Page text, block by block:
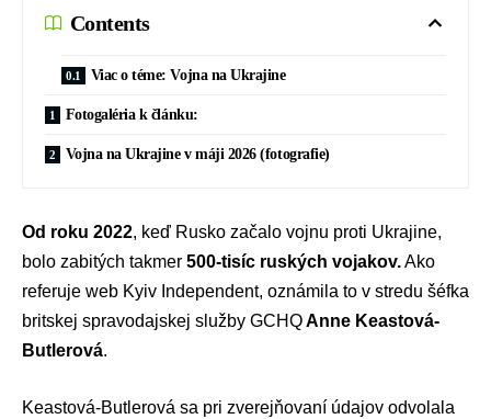
Contents
Viac o téme: Vojna na Ukrajine
Fotogaléria k článku:
Vojna na Ukrajine v máji 2026 (fotografie)
Od roku 2022, keď Rusko začalo vojnu proti Ukrajine,
bolo zabitých takmer 500-tisíc ruských vojakov.Ako
referuje web Kyiv Independent, oznámila to v stredu šéfka
britskej spravodajskej služby GCHQAnne Keastová-
Butlerová.
Keastová-Butlerová sa pri zverejňovaní údajov odvolala